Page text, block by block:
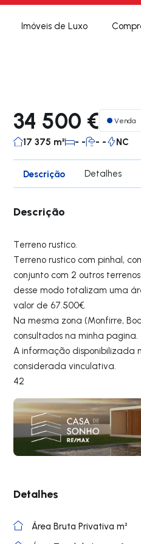
Imóveis de Luxo
34 500 € Venda
17 375 m² - - - - NC
Descrição Detalhes
Descrição
Terreno rustico.
Terreno rustico com pinhal,
conjunto com 2 outros
desse modo totalizam uma
valor de 67.500€.
Na mesma zona (Monfirre,
consultados na minha pagina.
A informação disponibilizada
considerada vinculativa.
42
Detalhes
Área Bruta Privativa m²